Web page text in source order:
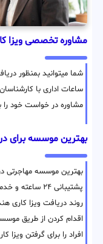
مشاوره تخصصی ویزا
شما میتوانید بمنظور
ساعات اداری با
مشاوره در خواست خود را
بهترین موسسه برای
بهترین موسسه مهاجرتی
پشتیبانی ۲۴
روند دریافت ویزا کاری
اقدام کردن از طریق
افراد را برای گرفتن ویزا